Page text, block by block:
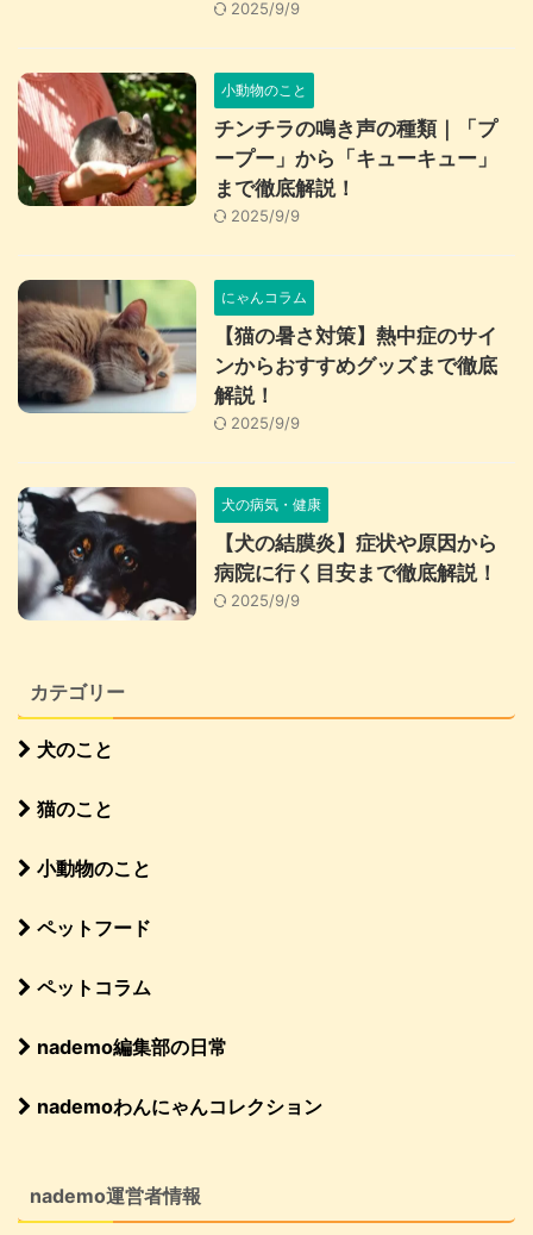
2025/9/9
小動物のこと
チンチラの鳴き声の種類｜「プ
ープー」から「キューキュー」
まで徹底解説！
2025/9/9
にゃんコラム
【猫の暑さ対策】熱中症のサイ
ンからおすすめグッズまで徹底
解説！
2025/9/9
犬の病気・健康
【犬の結膜炎】症状や原因から
病院に行く目安まで徹底解説！
2025/9/9
カテゴリー
犬のこと
猫のこと
小動物のこと
ペットフード
ペットコラム
nademo編集部の日常
nademoわんにゃんコレクション
nademo運営者情報